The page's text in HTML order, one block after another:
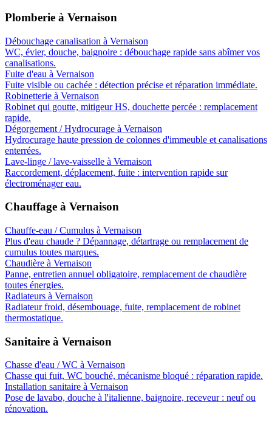
Plomberie à Vernaison
Débouchage canalisation à Vernaison
WC, évier, douche, baignoire : débouchage rapide sans abîmer vos
canalisations.
Fuite d'eau à Vernaison
Fuite visible ou cachée : détection précise et réparation immédiate.
Robinetterie à Vernaison
Robinet qui goutte, mitigeur HS, douchette percée : remplacement
rapide.
Dégorgement / Hydrocurage à Vernaison
Hydrocurage haute pression de colonnes d'immeuble et canalisations
enterrées.
Lave-linge / lave-vaisselle à Vernaison
Raccordement, déplacement, fuite : intervention rapide sur
électroménager eau.
Chauffage à Vernaison
Chauffe-eau / Cumulus à Vernaison
Plus d'eau chaude ? Dépannage, détartrage ou remplacement de
cumulus toutes marques.
Chaudière à Vernaison
Panne, entretien annuel obligatoire, remplacement de chaudière
toutes énergies.
Radiateurs à Vernaison
Radiateur froid, désembouage, fuite, remplacement de robinet
thermostatique.
Sanitaire à Vernaison
Chasse d'eau / WC à Vernaison
Chasse qui fuit, WC bouché, mécanisme bloqué : réparation rapide.
Installation sanitaire à Vernaison
Pose de lavabo, douche à l'italienne, baignoire, receveur : neuf ou
rénovation.